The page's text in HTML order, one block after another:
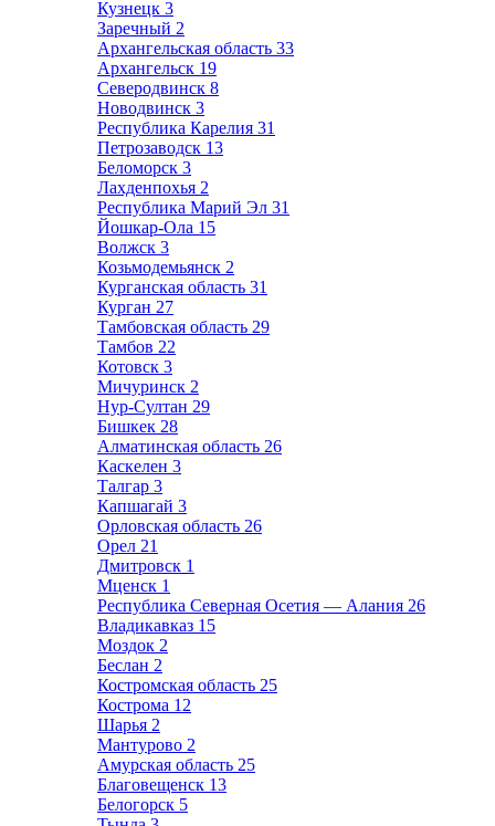
Кузнецк 3
Заречный 2
Архангельская область 33
Архангельск 19
Северодвинск 8
Новодвинск 3
Республика Карелия 31
Петрозаводск 13
Беломорск 3
Лахденпохья 2
Республика Марий Эл 31
Йошкар-Ола 15
Волжск 3
Козьмодемьянск 2
Курганская область 31
Курган 27
Тамбовская область 29
Тамбов 22
Котовск 3
Мичуринск 2
Нур-Султан 29
Бишкек 28
Алматинская область 26
Каскелен 3
Талгар 3
Капшагай 3
Орловская область 26
Орел 21
Дмитровск 1
Мценск 1
Республика Северная Осетия — Алания 26
Владикавказ 15
Моздок 2
Беслан 2
Костромская область 25
Кострома 12
Шарья 2
Мантурово 2
Амурская область 25
Благовещенск 13
Белогорск 5